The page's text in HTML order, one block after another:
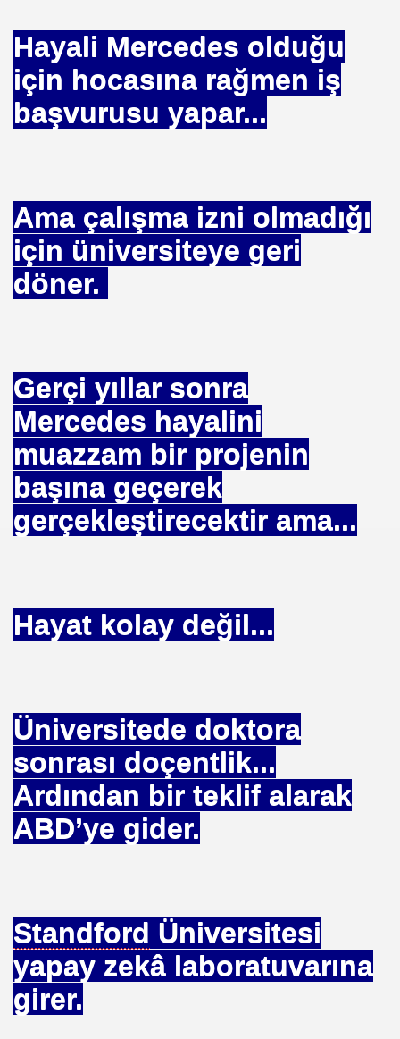
Hayali Mercedes olduğu
için hocasına rağmen iş
başvurusu yapar...
Ama çalışma izni olmadığı
için üniversiteye geri
döner.
Gerçi yıllar sonra
Mercedes hayalini
muazzam bir projenin
başına geçerek
gerçekleştirecektir ama...
Hayat kolay değil...
Üniversitede doktora
sonrası doçentlik...
Ardından bir teklif alarak
ABD’ye gider.
Standford Üniversitesi
yapay zekâ laboratuvarına
girer.
- HİDROJEN ENERJİ MRK *NASIL ENGELLENDİ* !!!
-Engellenen Mühendis !!!
AS-DER.